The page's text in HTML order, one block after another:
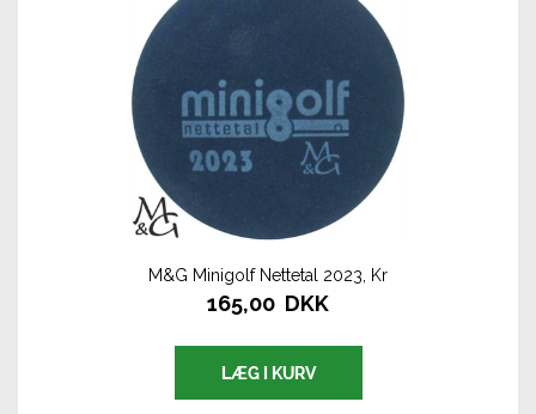
M&G Minigolf Nettetal 2023, Kr
165,00 DKK